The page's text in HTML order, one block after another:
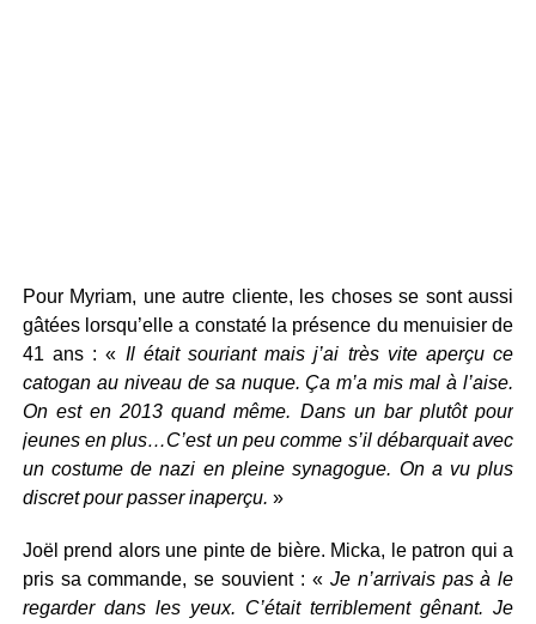
Pour Myriam, une autre cliente, les choses se sont aussi
gâtées lorsqu’elle a constaté la présence du menuisier de
41 ans : « Il était souriant mais j’ai très vite aperçu ce
catogan au niveau de sa nuque. Ça m’a mis mal à l’aise.
On est en 2013 quand même. Dans un bar plutôt pour
jeunes en plus…C’est un peu comme s’il débarquait avec
un costume de nazi en pleine synagogue. On a vu plus
discret pour passer inaperçu. »
Joël prend alors une pinte de bière. Micka, le patron qui a
pris sa commande, se souvient : « Je n’arrivais pas à le
regarder dans les yeux. C’était terriblement gênant. Je